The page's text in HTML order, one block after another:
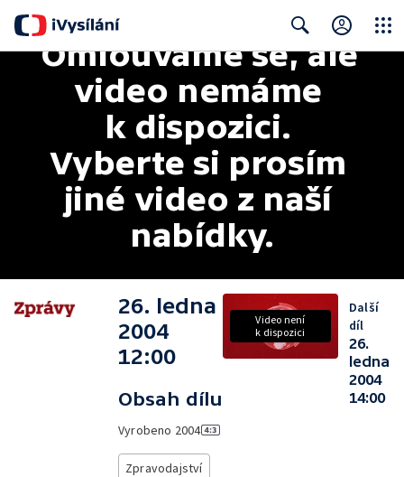
Search
Omlouváme se, ale
video nemáme
k dispozici.
Vyberte si prosím
jiné video z naší
nabídky.
26. ledna
2004
12:00
Obsah dílu
Vyrobeno 2004
Zpravodajství
Video není
k dispozici
Další
díl
26.
ledna
2004
14:00